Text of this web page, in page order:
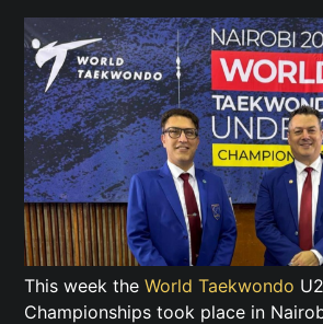
This week theWorld Taekwondo
Championships took place in